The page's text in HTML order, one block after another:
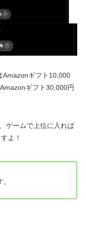
Amazonギフト10,000
ギフト30,000円
ゲームで上位に入れば
よ！